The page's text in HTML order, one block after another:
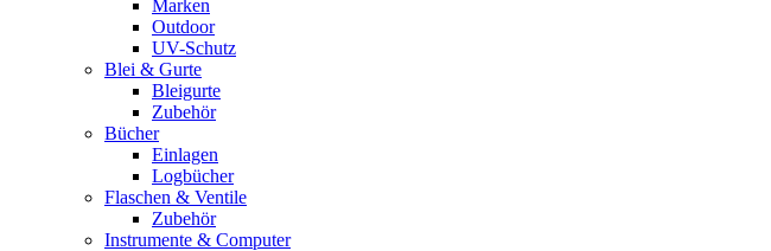
Marken
Outdoor
UV-Schutz
Blei & Gurte
Bleigurte
Zubehör
Bücher
Einlagen
Logbücher
Flaschen & Ventile
Zubehör
Instrumente & Computer